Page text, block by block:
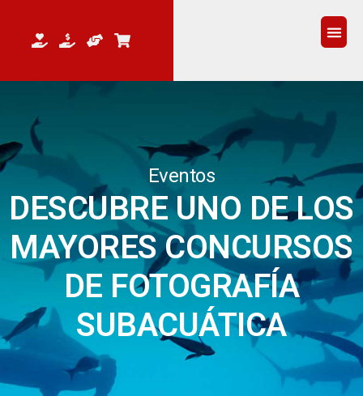
Eventos
DESCUBRE UNO DE LOS
MAYORES CONCURSOS
DE FOTOGRAFÍA
SUBACUÁTICA